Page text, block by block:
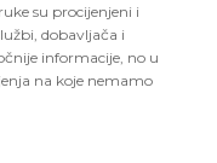
su procijenjeni i
dobavljača i
informacije, no u
na koje nemamo